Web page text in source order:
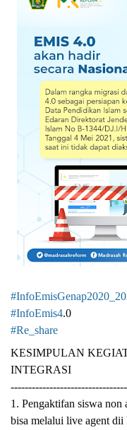
#InfoEmis4.0
#Re_share
KESIMPULAN
INTEGRASI
1. Pengaktifan siswa
bisa melalui live agent dii